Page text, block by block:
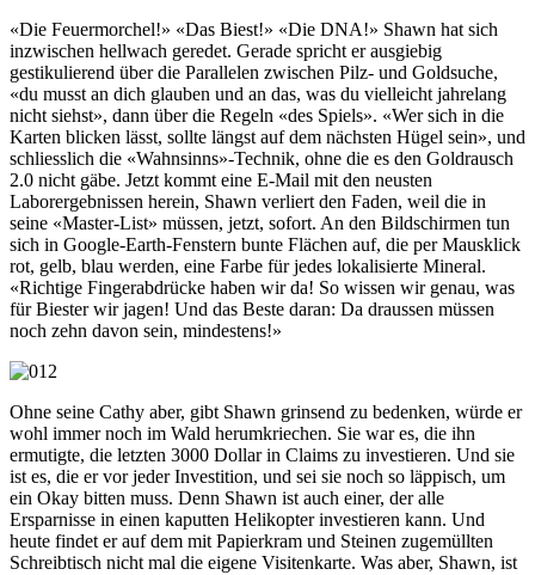
«Die Feuermorchel!» «Das Biest!» «Die DNA!» Shawn hat sich
inzwischen hellwach geredet. Gerade spricht er ausgiebig
gestikulierend über die Parallelen zwischen Pilz- und Goldsuche,
«du musst an dich glauben und an das, was du vielleicht jahrelang
nicht siehst», dann über die Regeln «des Spiels». «Wer sich in die
Karten blicken lässt, sollte längst auf dem nächsten Hügel sein», und
schliesslich die «Wahnsinns»-Technik, ohne die es den Goldrausch
2.0 nicht gäbe. Jetzt kommt eine E-Mail mit den neusten
Laborergebnissen herein, Shawn verliert den Faden, weil die in
seine «Master-List» müssen, jetzt, sofort. An den Bildschirmen tun
sich in Google-Earth-Fenstern bunte Flächen auf, die per Mausklick
rot, gelb, blau werden, eine Farbe für jedes lokalisierte Mineral.
«Richtige Fingerabdrücke haben wir da! So wissen wir genau, was
für Biester wir jagen! Und das Beste daran: Da draussen müssen
noch zehn davon sein, mindestens!»
Ohne seine Cathy aber, gibt Shawn grinsend zu bedenken, würde er
wohl immer noch im Wald herumkriechen. Sie war es, die ihn
ermutigte, die letzten 3000 Dollar in Claims zu investieren. Und sie
ist es, die er vor jeder Investition, und sei sie noch so läppisch, um
ein Okay bitten muss. Denn Shawn ist auch einer, der alle
Ersparnisse in einen kaputten Helikopter investieren kann. Und
heute findet er auf dem mit Papierkram und Steinen zugemüllten
Schreibtisch nicht mal die eigene Visitenkarte. Was aber, Shawn, ist